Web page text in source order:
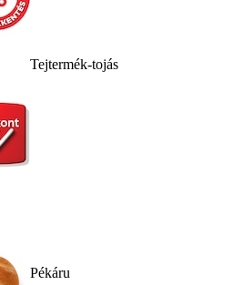
Tejtermék-tojás
Pékáru